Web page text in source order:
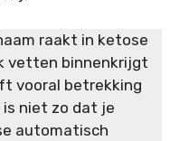
raakt in ketose
vetten binnenkrijgt
vooral betrekking
niet zo dat je
automatisch